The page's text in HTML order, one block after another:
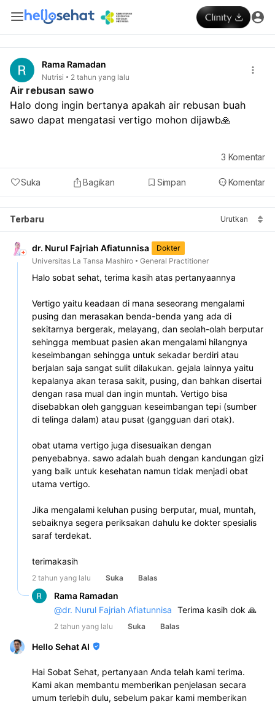
Rama Ramadan
Nutrisi 2 tahun yang lalu
Air rebusan sawo
Halo dong ingin bertanya apakah air rebusan buah
sawo dapat mengatasi vertigo mohon dijawb🙏
Suka Bagikan Simpan Komentar
3 Komentar
Terbaru Urutkan
dr. Nurul Fajriah Afiatunnisa
Dokter
Universitas La Tansa Mashiro
General Practitioner
Halo sobat sehat, terima kasih atas pertanyaannya
Vertigo yaitu keadaan di mana seseorang mengalami
pusing dan merasakan benda-benda yang ada di
sekitarnya bergerak, melayang, dan seolah-olah berputar
sehingga membuat pasien akan mengalami hilangnya
keseimbangan sehingga untuk sekadar berdiri atau
berjalan saja sangat sulit dilakukan. gejala lainnya yaitu
kepalanya akan terasa sakit, pusing, dan bahkan disertai
dengan rasa mual dan ingin muntah. Vertigo bisa
disebabkan oleh gangguan keseimbangan tepi (sumber
di telinga dalam) atau pusat (gangguan dari otak).
obat utama vertigo juga disesuaikan dengan
penyebabnya. sawo adalah buah dengan kandungan gizi
yang baik untuk kesehatan namun tidak menjadi obat
utama vertigo.
Jika mengalami keluhan pusing berputar, mual, muntah,
sebaiknya segera periksakan dahulu ke dokter spesialis
saraf terdekat.
terimakasih
2 tahun yang lalu Suka Balas
Rama Ramadan
@dr. Nurul Fajriah Afiatunnisa Terima kasih dok 🙏
2 tahun yang lalu Suka Balas
Hello Sehat AI
Hai Sobat Sehat, pertanyaan Anda telah kami terima.
Kami akan membantu memberikan penjelasan secara
umum terlebih dulu, sebelum pakar kami memberikan